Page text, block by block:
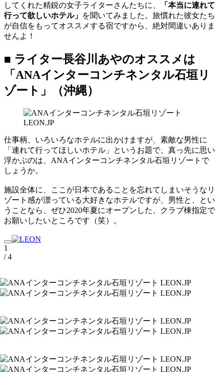
してくれた精鋭の女子ライターさんたちに、
「本当に連れて
行って欲しいホテル」 を聞いてみました。旅慣れた彼女たち
が自信をもってオススメする宿ですから、絶対間違いありま
せんよ！
■ ライター長谷川あやのオススメは
「ANAインターコンチネンタル石垣リ
ゾート」（沖縄）
仕事柄、いろいろなホテルに出かけますが、素敵な男性に
「連れて行ってほしいホテル」というお題で、真っ先に思い
浮かぶのは、ANAインターコンチネンタル石垣リゾートで
しょうか。
施設全体に、ここが日本であることを忘れてしまいそうなリ
ゾート感が漂っている大好きなホテルですが、男性と、とい
うことなら、ぜひ2020年夏にオープンした、クラブ棟指定で
お願いしたいところです（笑）。
1
/ 4